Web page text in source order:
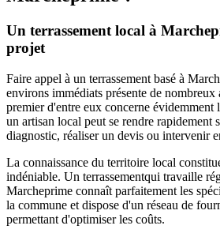
Un terrassement local à
projet
Faire appel à un terrassement basé à
environs immédiats présente de nombreux
premier d'entre eux concerne évidemment
un artisan local peut se rendre rapidement
diagnostic, réaliser un devis ou intervenir
La connaissance du territoire local
indéniable. Un terrassementqui travaille
Marcheprime connaît parfaitement les
la commune et dispose d'un réseau de
permettant d'optimiser les coûts.